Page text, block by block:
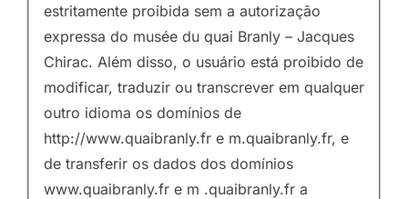
estritamente proibida sem a autorização
expressa do musée du quai Branly – Jacques
Chirac. Além disso, o usuário está proibido de
modificar, traduzir ou transcrever em qualquer
outro idioma os domínios de
http://www.quaibranly.fr e m.quaibranly.fr, e
de transferir os dados dos domínios
www.quaibranly.fr e m .quaibranly.fr a